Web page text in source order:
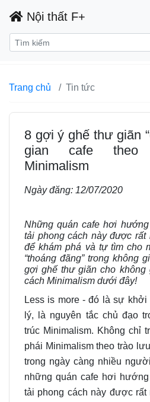
Nội thất F+
Trang chủ Tin tức
8 gợi ý ghế thư giãn
gian cafe theo
Minimalism
Ngày đăng: 12/07/2020
Những quán cafe hơi
tải phong cách này được rất
để khám phá và tự tìm cho
“thoáng đãng” trong không
gợi ghế thư giãn cho không
cách Minimalism dưới đây!
Less is more - đó là sự
lý, là nguyên tắc chủ đạo
trúc Minimalism. Không chỉ
phái Minimalism theo trào
trong ngày càng nhiều
những quán cafe hơi
tải phong cách này được rất